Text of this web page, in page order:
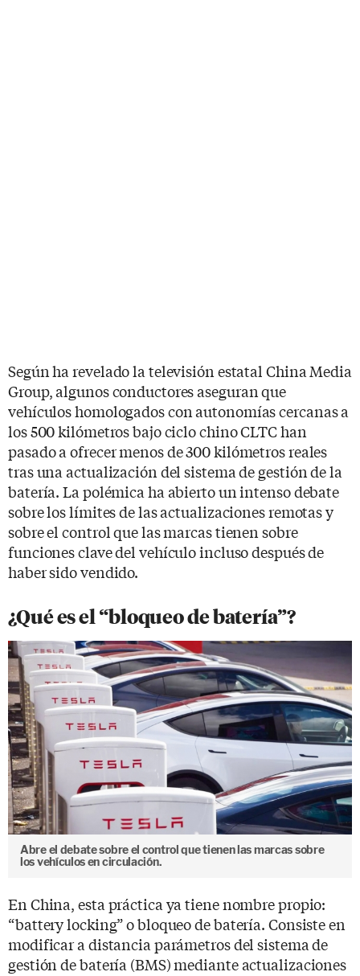
Según ha revelado la televisión estatal China Media
Group, algunos conductores aseguran que
vehículos homologados con autonomías cercanas a
los 500 kilómetros bajo ciclo chino CLTC han
pasado a ofrecer menos de 300 kilómetros reales
tras una actualización del sistema de gestión de la
batería. La polémica ha abierto un intenso debate
sobre los límites de las actualizaciones remotas y
sobre el control que las marcas tienen sobre
funciones clave del vehículo incluso después de
haber sido vendido.
¿Qué es el “bloqueo de batería”?
Abre el debate sobre el control que tienen las marcas sobre
los vehículos en circulación.
En China, esta práctica ya tiene nombre propio:
“battery locking” o bloqueo de batería. Consiste en
modificar a distancia parámetros del sistema de
gestión de batería (BMS) mediante actualizaciones